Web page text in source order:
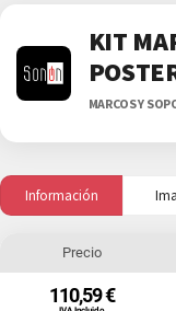
KIT
MARCOS Y
Información
Precio
110,59 €